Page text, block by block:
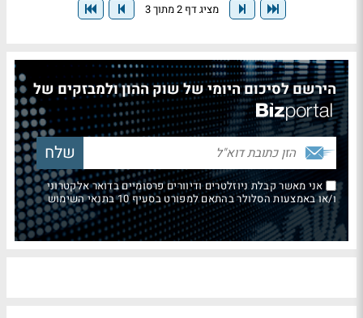
מציג דף 2 מתוך 3
הירשם לסיכום היומי של שוק ההון ולמבזקים של
אני מאשר קבלת ניוזלטרים ודיוורים פרסומיים בדואר אלקטרוני
ו/או באמצעות הסלולר בהתאם למפורט בסעיף 10 בתנאי השימוש